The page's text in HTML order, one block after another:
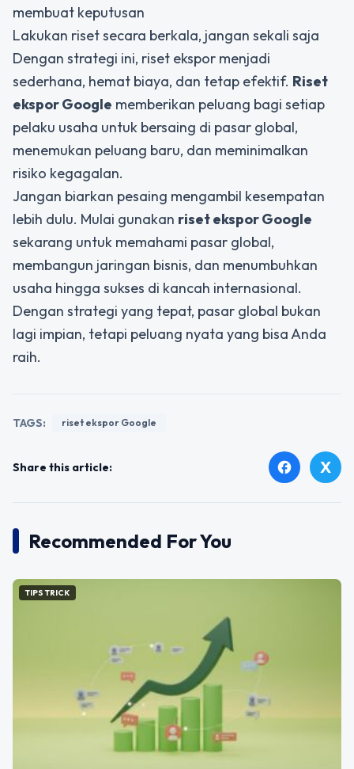
membuat keputusan
Lakukan riset secara berkala, jangan sekali saja
Dengan strategi ini, riset ekspor menjadi
sederhana, hemat biaya, dan tetap efektif. Riset
ekspor Google memberikan peluang bagi setiap
pelaku usaha untuk bersaing di pasar global,
menemukan peluang baru, dan meminimalkan
risiko kegagalan.
Jangan biarkan pesaing mengambil kesempatan
lebih dulu. Mulai gunakan riset ekspor Google
sekarang untuk memahami pasar global,
membangun jaringan bisnis, dan menumbuhkan
usaha hingga sukses di kancah internasional.
Dengan strategi yang tepat, pasar global bukan
lagi impian, tetapi peluang nyata yang bisa Anda
raih.
TAGS: riset ekspor Google
Share this article: facebook X
Recommended For You
TIPS TRICK